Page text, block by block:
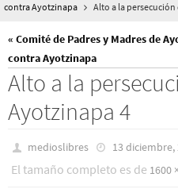
contra Ayotzinapa
Alto a la
« Comité de Padres y Madres de
contra Ayotzinapa
Alto a la
Ayotzinapa 4
medioslibres 13 diciembre,
El tamaño completo es de 1600